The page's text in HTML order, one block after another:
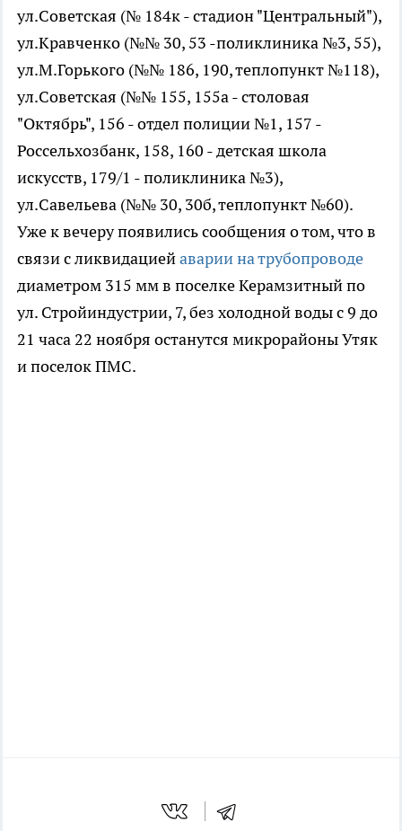
ул.Советская (№ 184к - стадион "Центральный"),
ул.Кравченко (№№ 30, 53 -поликлиника №3, 55),
ул.М.Горького (№№ 186, 190, теплопункт №118),
ул.Советская (№№ 155, 155а - столовая
"Октябрь", 156 - отдел полиции №1, 157 -
Россельхозбанк, 158, 160 - детская школа
искусств, 179/1 - поликлиника №3),
ул.Савельева (№№ 30, 30б, теплопункт №60).
Уже к вечеру появились сообщения о том, что в
связи с ликвидациейаварии на трубопроводе
диаметром 315 мм в поселке Керамзитный по
ул. Стройиндустрии, 7, без холодной воды с 9 до
21 часа 22 ноября останутся микрорайоны Утяк
и поселок ПМС.